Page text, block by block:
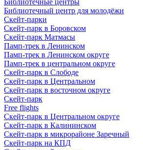
Библиотечные центры
Библиотечный центр для молодёжи
Скейт-парки
Скейт-парк в Боровском
Скейт-парк Матмасы
Памп-трек в Ленинском
Памп-трек в Ленинском округе
Памп-трек в центральном округе
Скейт-парк в Слободе
Скейт-парк в Центральном
Скейт-парк в восточном округе
Скейт-парк
Free flights
Скейт-парк в Центральном округе
Скейт-парк в Калининском
Скейт-парк в микрорайоне Заречный
Скейт-парк на КПД